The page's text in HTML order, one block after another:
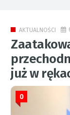
AKTUALNOŚCI
już w
0